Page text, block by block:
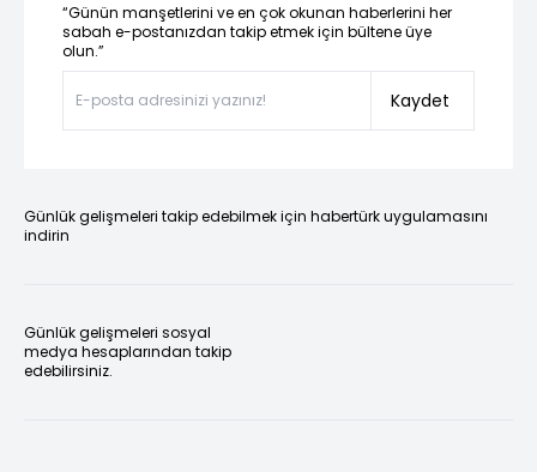
“Günün manşetlerini ve en çok okunan haberlerini her
sabah e-postanızdan takip etmek için bültene üye
olun.”
Kaydet
Günlük gelişmeleri takip edebilmek için habertürk uygulamasını
indirin
Günlük gelişmeleri sosyal
medya hesaplarından takip
edebilirsiniz.